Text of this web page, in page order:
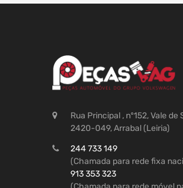
Rua Principal , nº152, Vale
2420-049, Arrabal (Leiria)
244 733 149
(Chamada para rede fixa
913 353 323